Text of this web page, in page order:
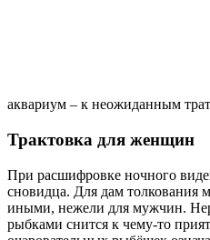
аквариум – к неожиданным
Трактовка для женщин
При расшифровке ночного
сновидца. Для дам толкования
иными, нежели для мужчин.
рыбками снится к чему-то